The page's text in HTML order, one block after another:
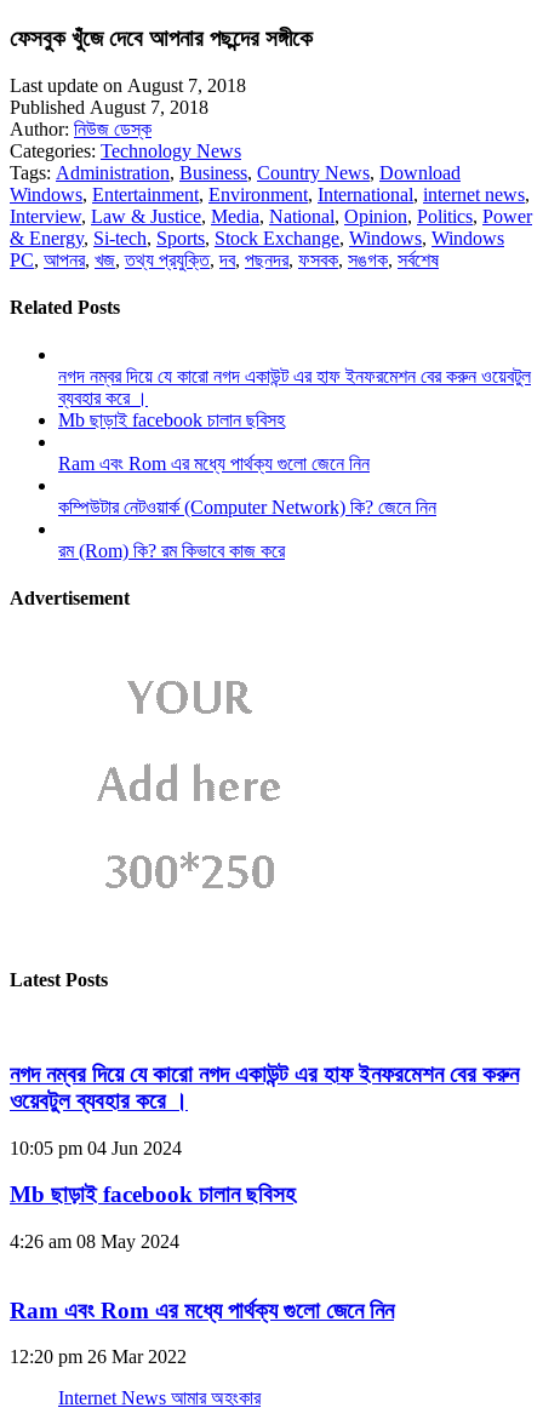
ফেসবুক খুঁজে দেবে আপনার পছন্দের সঙ্গীকে
Last update on August 7, 2018
Published August 7, 2018
Author: নিউজ ডেস্ক
Categories: Technology News
Tags: Administration, Business, Country News, Download
Windows, Entertainment, Environment, International, internet news,
Interview, Law & Justice, Media, National, Opinion, Politics, Power
& Energy, Si-tech, Sports, Stock Exchange, Windows, Windows
PC, আপনর, খজ,তথ্য প্রযুক্তি,দব, পছনদর, ফসবক, সঙগক, সর্বশেষ
Related Posts
নগদ নম্বর দিয়ে যে কারো নগদ একাউন্ট এর হাফ ইনফরমেশন বের করুন ওয়েবটুল
ব্যবহার করে ।
Mb ছাড়াই facebook চালান ছবিসহ
Ram এবং Rom এর মধ্যে পার্থক্য গুলো জেনে নিন
কম্পিউটার নেটওয়ার্ক (Computer Network) কি? জেনে নিন
রম (Rom) কি? রম কিভাবে কাজ করে
Advertisement
Latest Posts
নগদ নম্বর দিয়ে যে কারো নগদ একাউন্ট এর হাফ ইনফরমেশন বের করুন
ওয়েবটুল ব্যবহার করে ।
10:05 pm 04 Jun 2024
Mb ছাড়াই facebook চালান ছবিসহ
4:26 am 08 May 2024
Ram এবং Rom এর মধ্যে পার্থক্য গুলো জেনে নিন
12:20 pm 26 Mar 2022
Internet News আমার অহংকার